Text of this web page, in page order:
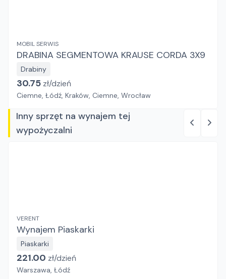
MOBIL SERWIS
DRABINA SEGMENTOWA KRAUSE CORDA 3X9
Drabiny
30.75 zł/dzień
Ciemne, Łódź, Kraków, Ciemne, Wrocław
Inny sprzęt na wynajem tej
wypożyczalni
VERENT
Wynajem Piaskarki
Piaskarki
221.00 zł/dzień
Warszawa, Łódź